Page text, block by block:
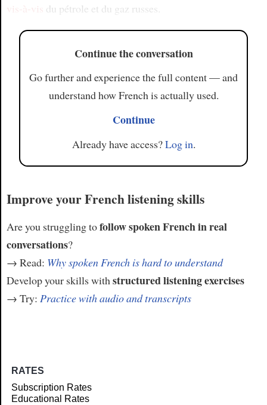
vis-à-vis du pétrole et du gaz russes.
Continue the conversation
Go further and experience the full content — and
understand how French is actually used.
Continue
Already have access?Log in.
Improve your French listening skills
Are you struggling tofollow spoken French in real
conversations?
→ Read: Why spoken French is hard to understand
Develop your skills withstructured listening exercises
→ Try: Practice with audio and transcripts
RATES
Subscription Rates
Educational Rates